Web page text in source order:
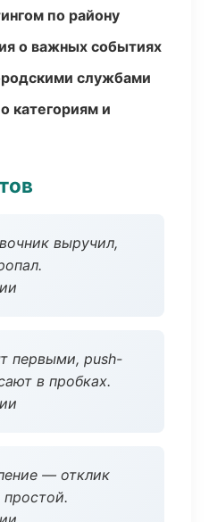
по району
о важных событиях
службами
категориям и
выручил,
первыми, push-
в пробках.
— отклик
простой.